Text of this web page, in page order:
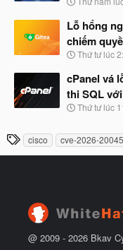
ắ
đ
ầ
u
à
b
ắ
đ
ầ
u
Lỗ hổng
chiếm
N
à
b
ắ
đ
ầ
u
Thứ tư lúc
cPanel vá
thi SQL
N
y
u
Thứ tư lúc
T
h
cisco cve-2026-20045
@ 2009 - 2026 Bkav